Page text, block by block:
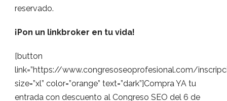
reservado.
¡Pon un linkbroker en tu vida!
[button
link=”https://www.congresoseoprofesional.com/
size=”xl” color=”orange” text=”dark”]Compra YA tu
entrada con descuento al Congreso SEO del 6 de